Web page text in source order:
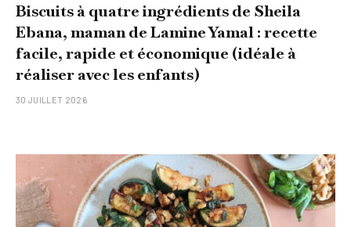
Biscuits à quatre ingrédients de Sheila
Ebana, maman de Lamine Yamal : recette
facile, rapide et économique (idéale à
réaliser avec les enfants)
30 JUILLET 2026